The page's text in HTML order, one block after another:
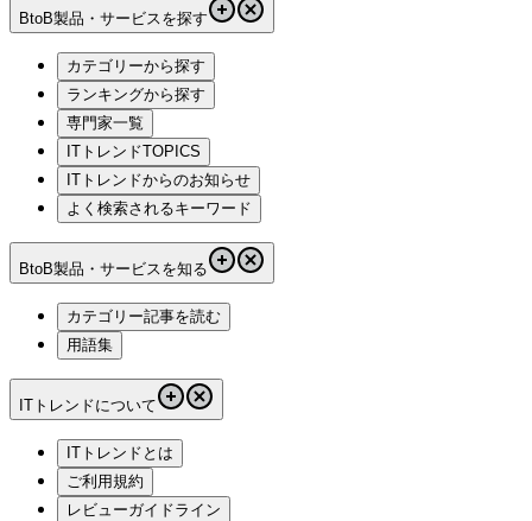
BtoB製品・サービスを探す
カテゴリーから探す
ランキングから探す
専門家一覧
ITトレンドTOPICS
ITトレンドからのお知らせ
よく検索されるキーワード
BtoB製品・サービスを知る
カテゴリー記事を読む
用語集
ITトレンドについて
ITトレンドとは
ご利用規約
レビューガイドライン